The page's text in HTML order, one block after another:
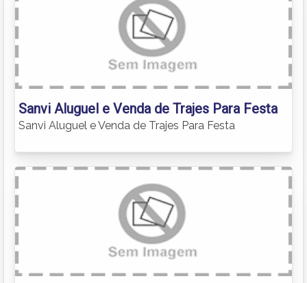
Sanvi Aluguel e Venda de Trajes Para Festa
Sanvi Aluguel e Venda de Trajes Para Festa